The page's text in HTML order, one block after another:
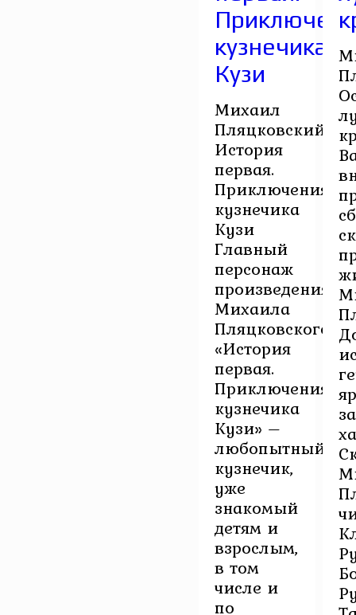
кузнечика
Кузи
Михаил
Пляцковский.
История
первая.
Приключения
кузнечика
Кузи
Главный
персонаж
произведения
Михаила
Пляцковского
«История
первая.
Приключения
кузнечика
Кузи» –
любопытный
кузнечик,
уже
знакомый
детям и
взрослым,
в том
числе и
по